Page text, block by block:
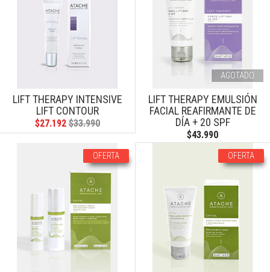
LIFT THERAPY INTENSIVE
LIFT CONTOUR
$27.192 $33.990
AGOTADO
LIFT THERAPY EMULSIÓN
FACIAL REAFIRMANTE DE
DÍA + 20 SPF
$43.990
OFERTA OFERTA